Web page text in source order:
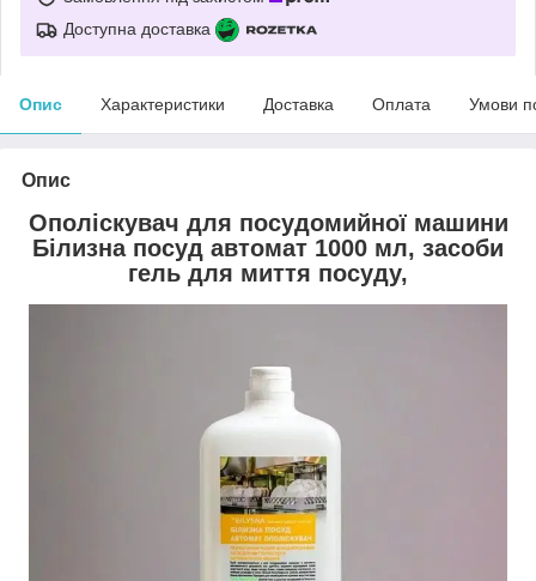
Доступна доставка
Опис Характеристики Доставка Оплата Умови
Опис
Ополіскувач для посудомийної машини
Білизна посуд автомат 1000 мл, засоби
гель для миття посуду,